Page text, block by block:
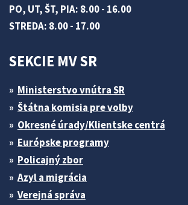
PO, UT, ŠT, PIA: 8.00 - 16.00
STREDA: 8.00 - 17.00
SEKCIE MV SR
Ministerstvo vnútra SR
Štátna komisia pre volby
Okresné úrady/Klientske centrá
Európske programy
Policajný zbor
Azyl a migrácia
Verejná správa